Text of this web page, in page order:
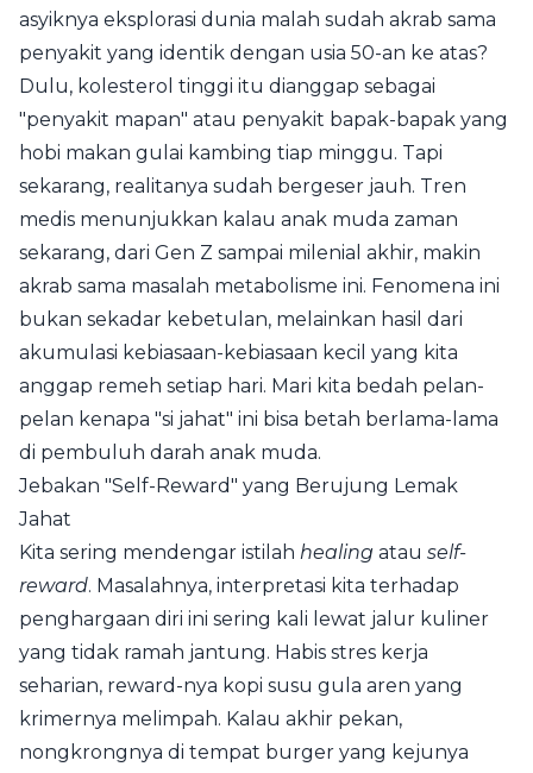
asyiknya eksplorasi dunia malah sudah akrab sama
penyakit yang identik dengan usia 50-an ke atas?
Dulu, kolesterol tinggi itu dianggap sebagai
"penyakit mapan" atau penyakit bapak-bapak yang
hobi makan gulai kambing tiap minggu. Tapi
sekarang, realitanya sudah bergeser jauh. Tren
medis menunjukkan kalau anak muda zaman
sekarang, dari Gen Z sampai milenial akhir, makin
akrab sama masalah metabolisme ini. Fenomena ini
bukan sekadar kebetulan, melainkan hasil dari
akumulasi kebiasaan-kebiasaan kecil yang kita
anggap remeh setiap hari. Mari kita bedah pelan-
pelan kenapa "si jahat" ini bisa betah berlama-lama
di pembuluh darah anak muda.
Jebakan "Self-Reward" yang Berujung Lemak
Jahat
Kita sering mendengar istilah healing atau self-
reward. Masalahnya, interpretasi kita terhadap
penghargaan diri ini sering kali lewat jalur kuliner
yang tidak ramah jantung. Habis stres kerja
seharian, reward-nya kopi susu gula aren yang
krimernya melimpah. Kalau akhir pekan,
nongkrongnya di tempat burger yang kejunya